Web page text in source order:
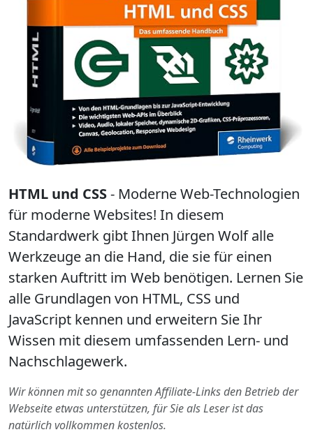
HTML und CSS- Moderne Web-Technologien
für moderne Websites! In diesem
Standardwerk gibt Ihnen Jürgen Wolf alle
Werkzeuge an die Hand, die sie für einen
starken Auftritt im Web benötigen. Lernen Sie
alle Grundlagen von HTML, CSS und
JavaScript kennen und erweitern Sie Ihr
Wissen mit diesem umfassenden Lern- und
Nachschlagewerk.
Wir können mit so genannten Affiliate-Links den Betrieb der
Webseite etwas unterstützen, für Sie als Leser ist das
natürlich vollkommen kostenlos.